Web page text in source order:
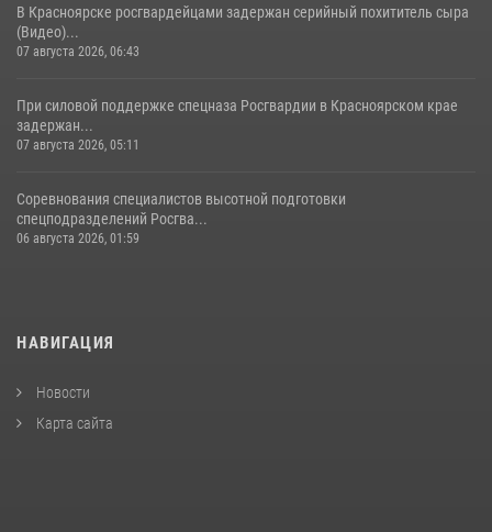
В Красноярске росгвардейцами задержан серийный похититель сыра
(Видео)...
07 августа 2026, 06:43
При силовой поддержке спецназа Росгвардии в Красноярском крае
задержан...
07 августа 2026, 05:11
Соревнования специалистов высотной подготовки
спецподразделений Росгва...
06 августа 2026, 01:59
НАВИГАЦИЯ
Новости
Карта сайта